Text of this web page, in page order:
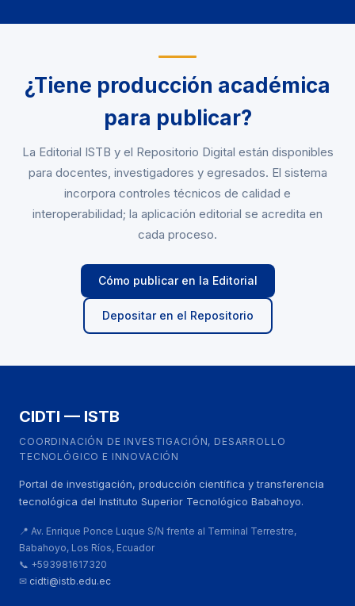
¿Tiene producción académica
para publicar?
La Editorial ISTB y el Repositorio Digital están disponibles
para docentes, investigadores y egresados. El sistema
incorpora controles técnicos de calidad e
interoperabilidad; la aplicación editorial se acredita en
cada proceso.
Cómo publicar en la Editorial
Depositar en el Repositorio
CIDTI — ISTB
COORDINACIÓN DE INVESTIGACIÓN, DESARROLLO
TECNOLÓGICO E INNOVACIÓN
Portal de investigación, producción científica y transferencia
tecnológica del Instituto Superior Tecnológico Babahoyo.
📍 Av. Enrique Ponce Luque S/N frente al Terminal Terrestre,
Babahoyo, Los Ríos, Ecuador
📞 +593981617320
✉ cidti@istb.edu.ec